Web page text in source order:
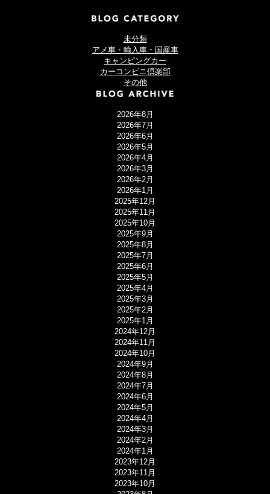
未分類
アメ車・輸入車・国産車
キャンピングカー
カーコンビニ倶楽部
その他
2026年8月
2026年7月
2026年6月
2026年5月
2026年4月
2026年3月
2026年2月
2026年1月
2025年12月
2025年11月
2025年10月
2025年9月
2025年8月
2025年7月
2025年6月
2025年5月
2025年4月
2025年3月
2025年2月
2025年1月
2024年12月
2024年11月
2024年10月
2024年9月
2024年8月
2024年7月
2024年6月
2024年5月
2024年4月
2024年3月
2024年2月
2024年1月
2023年12月
2023年11月
2023年10月